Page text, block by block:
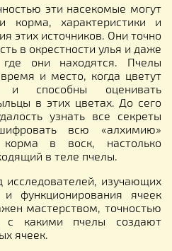
эти насекомые могут
корма, характеристики и
этих источников. Они точно
в окрестности улья и даже
они находятся. Пчелы
и место, когда цветут
и способны оценивать
в этих цветах. До сего
узнать все секреты
всю «алхимию»
корма в воск, настолько
в теле пчелы.
исследователей, изучающих
и функционирования ячеек
мастерством, точностью
с какими пчелы создают
ячеек.